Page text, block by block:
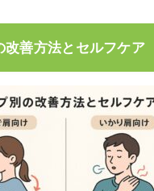
改善方法とセルフケア